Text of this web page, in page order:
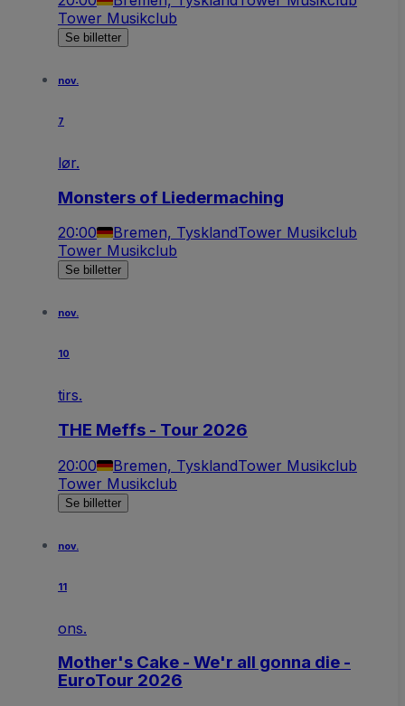
Tower Musikclub
Se billetter
nov.
7
lør.
Monsters of Liedermaching
20:00 Bremen, TysklandTower Musikclub
Tower Musikclub
Se billetter
nov.
10
tirs.
THE Meffs - Tour 2026
20:00 Bremen, TysklandTower Musikclub
Tower Musikclub
Se billetter
nov.
11
ons.
Mother's Cake - We'r all gonna die -
EuroTour 2026